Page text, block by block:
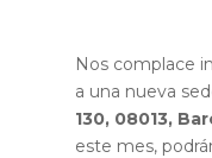
Nos complace
a una nueva
130, 08013,
este mes,